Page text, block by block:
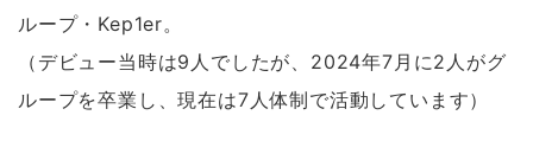
ループ・Kep1er。
（デビュー当時は9人でしたが、2024年7月に2人がグ
ループを卒業し、現在は7人体制で活動しています）